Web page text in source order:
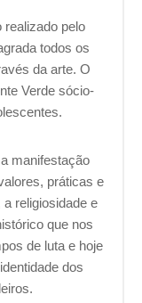
realizado pelo
todos os
da arte. O
Verde sócio-
manifestação
práticas e
religiosidade e
que nos
de luta e hoje
dos